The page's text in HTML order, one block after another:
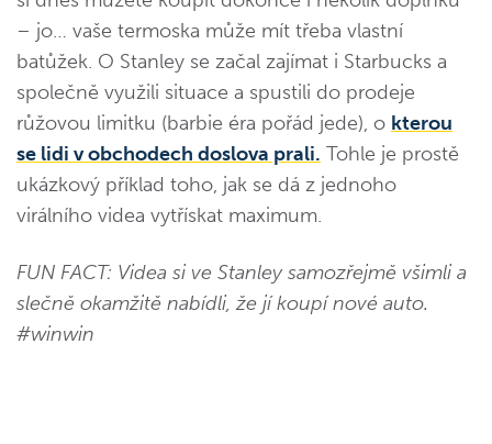
– jo… vaše termoska může mít třeba vlastní
batůžek. O Stanley se začal zajímat i Starbucks a
společně využili situace a spustili do prodeje
růžovou limitku (barbie éra pořád jede), o kterou
se lidi v obchodech doslova prali. Tohle je prostě
ukázkový příklad toho, jak se dá z jednoho
virálního videa vytřískat maximum.
FUN FACT: Videa si ve Stanley samozřejmě všimli a
slečně okamžitě nabídli, že jí koupí nové auto.
#winwin